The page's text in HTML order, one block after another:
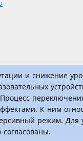
и снижение
К ним
режим. Для